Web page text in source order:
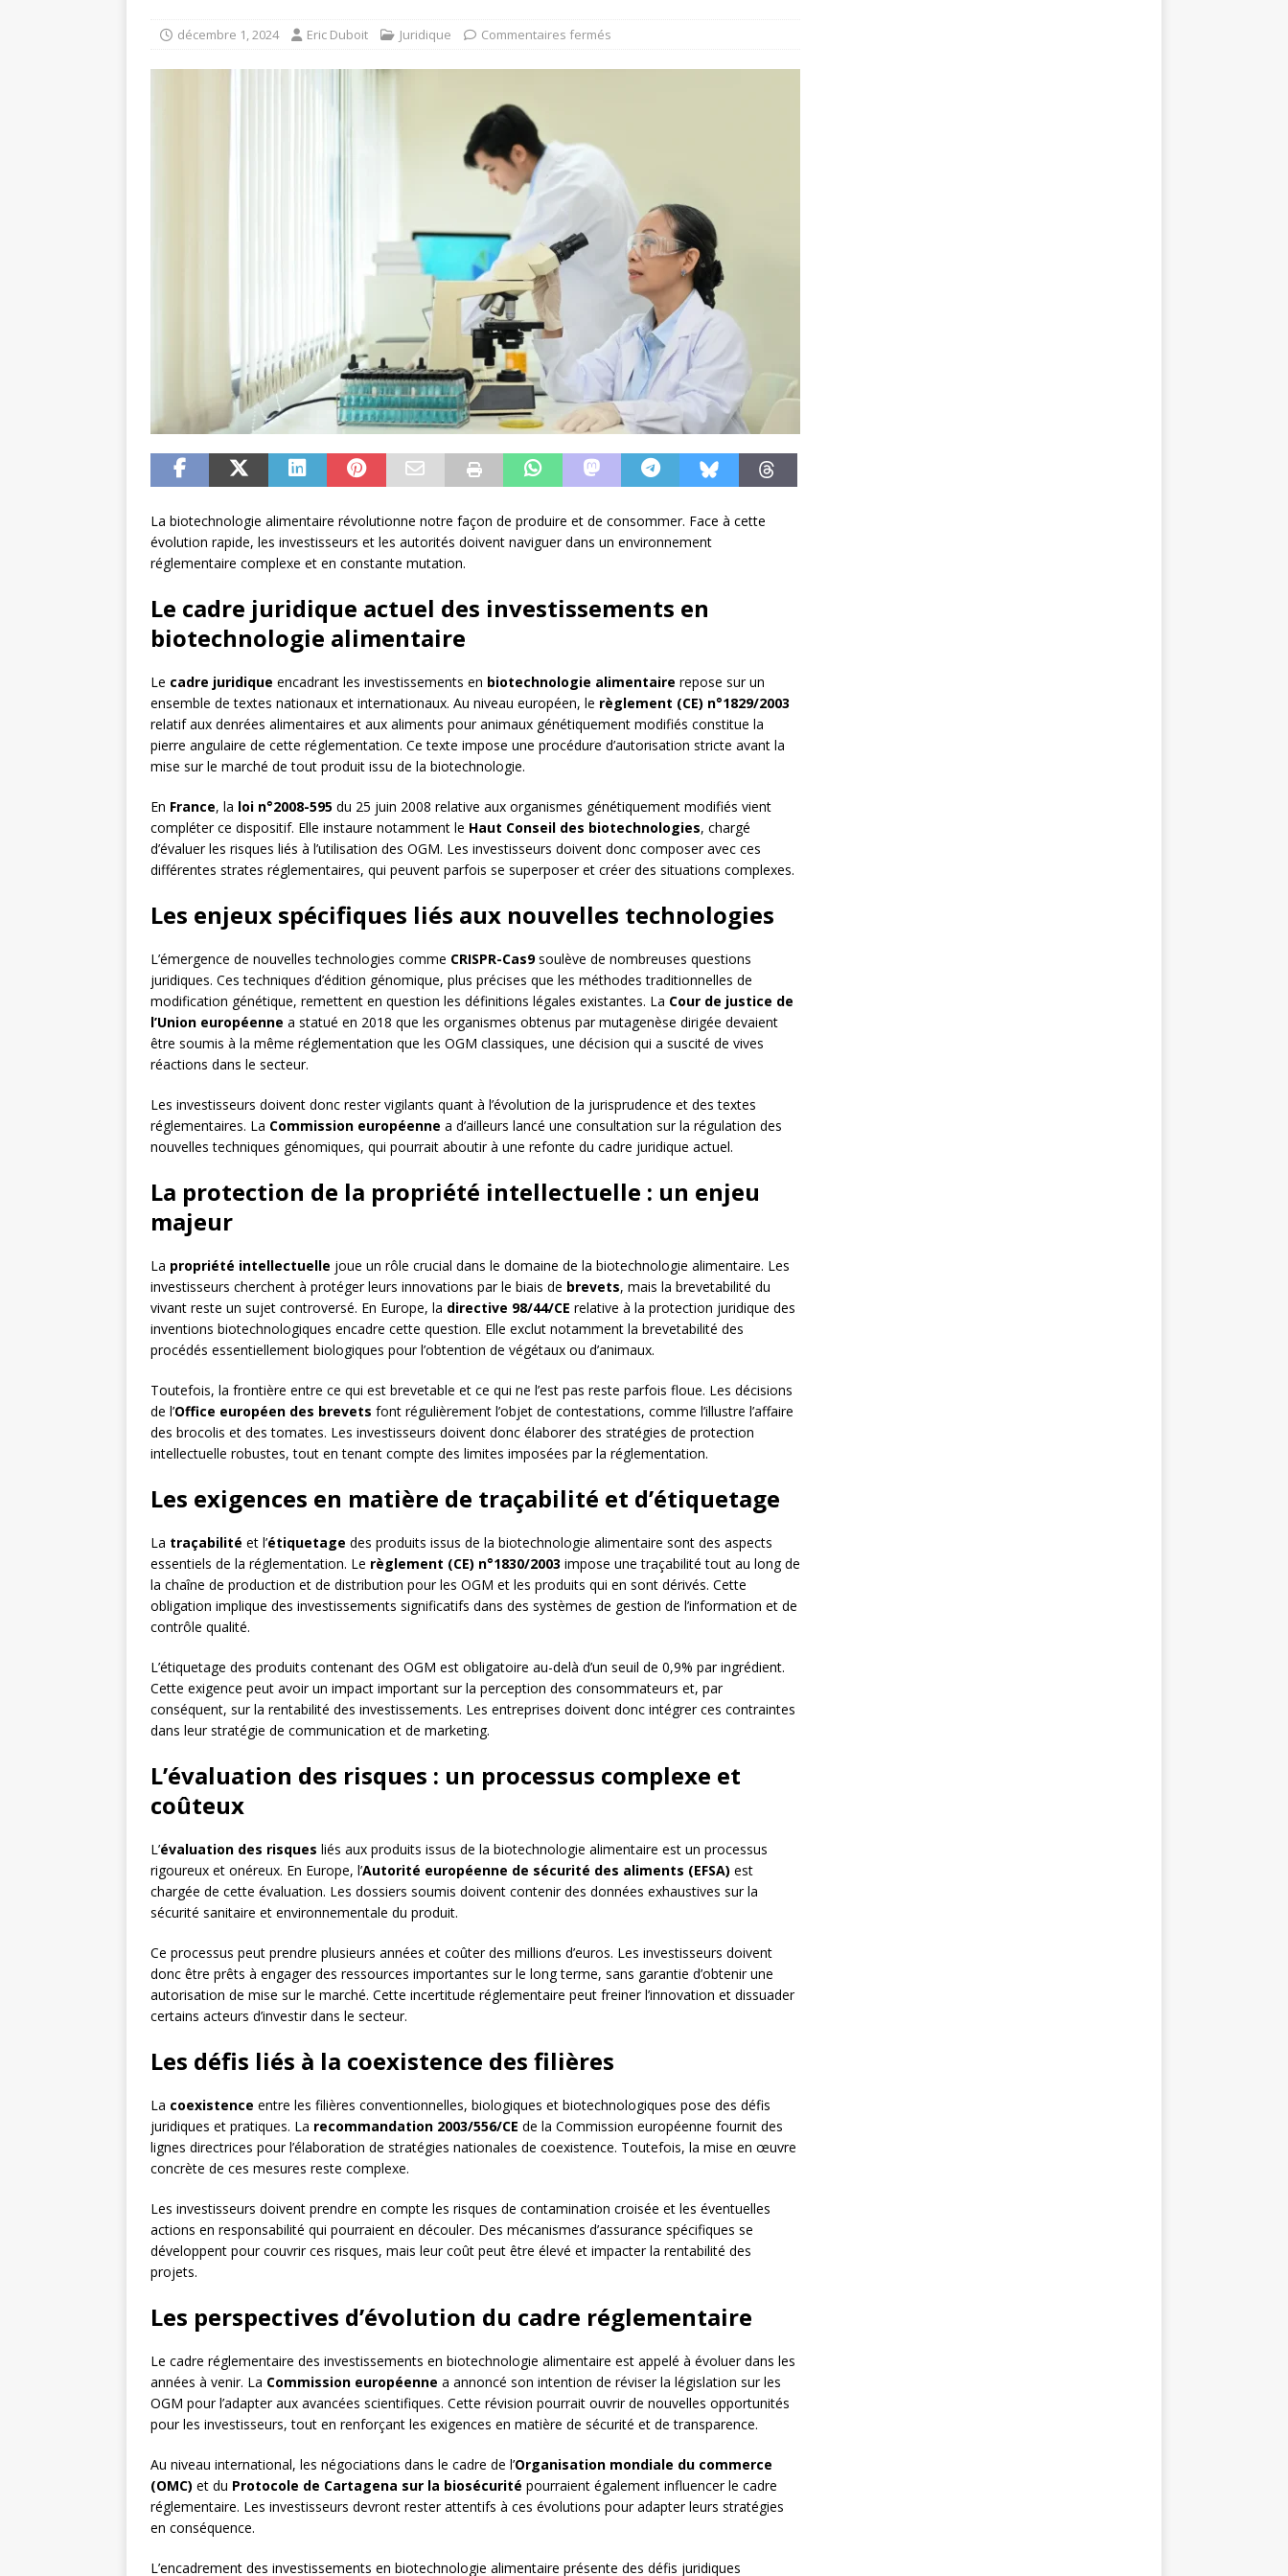
décembre 1, 2024 Eric Duboit Juridique Commentaires fermés
La biotechnologie alimentaire révolutionne notre façon de produire et de consommer. Face à cette
évolution rapide, les investisseurs et les autorités doivent naviguer dans un environnement
réglementaire complexe et en constante mutation.
Le cadre juridique actuel des investissements en
biotechnologie alimentaire
Le cadre juridique encadrant les investissements en biotechnologie alimentaire repose sur un
ensemble de textes nationaux et internationaux. Au niveau européen, le règlement (CE) n°1829/2003
relatif aux denrées alimentaires et aux aliments pour animaux génétiquement modifiés constitue la
pierre angulaire de cette réglementation. Ce texte impose une procédure d’autorisation stricte avant la
mise sur le marché de tout produit issu de la biotechnologie.
En France, la loi n°2008-595 du 25 juin 2008 relative aux organismes génétiquement modifiés vient
compléter ce dispositif. Elle instaure notamment le Haut Conseil des biotechnologies, chargé
d’évaluer les risques liés à l’utilisation des OGM. Les investisseurs doivent donc composer avec ces
différentes strates réglementaires, qui peuvent parfois se superposer et créer des situations complexes.
Les enjeux spécifiques liés aux nouvelles technologies
L’émergence de nouvelles technologies comme CRISPR-Cas9soulève de nombreuses questions
juridiques. Ces techniques d’édition génomique, plus précises que les méthodes traditionnelles de
modification génétique, remettent en question les définitions légales existantes. La Cour de justice de
l’Union européenne a statué en 2018 que les organismes obtenus par mutagenèse dirigée devaient
être soumis à la même réglementation que les OGM classiques, une décision qui a suscité de vives
réactions dans le secteur.
Les investisseurs doivent donc rester vigilants quant à l’évolution de la jurisprudence et des textes
réglementaires. La Commission européenne a d’ailleurs lancé une consultation sur la régulation des
nouvelles techniques génomiques, qui pourrait aboutir à une refonte du cadre juridique actuel.
La protection de la propriété intellectuelle : un enjeu
majeur
La propriété intellectuelle joue un rôle crucial dans le domaine de la biotechnologie alimentaire. Les
investisseurs cherchent à protéger leurs innovations par le biais de brevets, mais la brevetabilité du
vivant reste un sujet controversé. En Europe, la directive 98/44/CE relative à la protection juridique des
inventions biotechnologiques encadre cette question. Elle exclut notamment la brevetabilité des
procédés essentiellement biologiques pour l’obtention de végétaux ou d’animaux.
Toutefois, la frontière entre ce qui est brevetable et ce qui ne l’est pas reste parfois floue. Les décisions
de l’Office européen des brevets font régulièrement l’objet de contestations, comme l’illustre l’affaire
des brocolis et des tomates. Les investisseurs doivent donc élaborer des stratégies de protection
intellectuelle robustes, tout en tenant compte des limites imposées par la réglementation.
Les exigences en matière de traçabilité et d’étiquetage
La traçabilité et l’étiquetage des produits issus de la biotechnologie alimentaire sont des aspects
essentiels de la réglementation. Le règlement (CE) n°1830/2003 impose une traçabilité tout au long de
la chaîne de production et de distribution pour les OGM et les produits qui en sont dérivés. Cette
obligation implique des investissements significatifs dans des systèmes de gestion de l’information et de
contrôle qualité.
L’étiquetage des produits contenant des OGM est obligatoire au-delà d’un seuil de 0,9% par ingrédient.
Cette exigence peut avoir un impact important sur la perception des consommateurs et, par
conséquent, sur la rentabilité des investissements. Les entreprises doivent donc intégrer ces contraintes
dans leur stratégie de communication et de marketing.
L’évaluation des risques : un processus complexe et
coûteux
L’évaluation des risques liés aux produits issus de la biotechnologie alimentaire est un processus
rigoureux et onéreux. En Europe, l’Autorité européenne de sécurité des aliments (EFSA) est
chargée de cette évaluation. Les dossiers soumis doivent contenir des données exhaustives sur la
sécurité sanitaire et environnementale du produit.
Ce processus peut prendre plusieurs années et coûter des millions d’euros. Les investisseurs doivent
donc être prêts à engager des ressources importantes sur le long terme, sans garantie d’obtenir une
autorisation de mise sur le marché. Cette incertitude réglementaire peut freiner l’innovation et dissuader
certains acteurs d’investir dans le secteur.
Les défis liés à la coexistence des filières
La coexistence entre les filières conventionnelles, biologiques et biotechnologiques pose des défis
juridiques et pratiques. La recommandation 2003/556/CE de la Commission européenne fournit des
lignes directrices pour l’élaboration de stratégies nationales de coexistence. Toutefois, la mise en œuvre
concrète de ces mesures reste complexe.
Les investisseurs doivent prendre en compte les risques de contamination croisée et les éventuelles
actions en responsabilité qui pourraient en découler. Des mécanismes d’assurance spécifiques se
développent pour couvrir ces risques, mais leur coût peut être élevé et impacter la rentabilité des
projets.
Les perspectives d’évolution du cadre réglementaire
Le cadre réglementaire des investissements en biotechnologie alimentaire est appelé à évoluer dans les
années à venir. La Commission européenne a annoncé son intention de réviser la législation sur les
OGM pour l’adapter aux avancées scientifiques. Cette révision pourrait ouvrir de nouvelles opportunités
pour les investisseurs, tout en renforçant les exigences en matière de sécurité et de transparence.
Au niveau international, les négociations dans le cadre de l’Organisation mondiale du commerce
(OMC) et du Protocole de Cartagena sur la biosécurité pourraient également influencer le cadre
réglementaire. Les investisseurs devront rester attentifs à ces évolutions pour adapter leurs stratégies
en conséquence.
L’encadrement des investissements en biotechnologie alimentaire présente des défis juridiques